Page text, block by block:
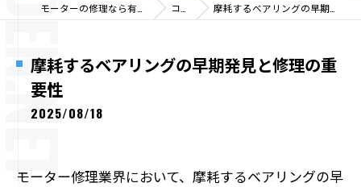
コラム 摩耗するベアリングの早期発見と修理の重要性
摩耗するベアリングの早期発見と修理の重
要性
2025/08/18
モーター修理業界において、摩耗するベアリングの早